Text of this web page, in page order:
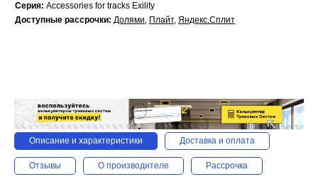
Серия: Accessories for tracks Exility
Доступные рассрочки: Долями, Плайт, Яндекс.Сплит
Описание и характеристики Доставка и оплата
Отзывы О производителе Рассрочка